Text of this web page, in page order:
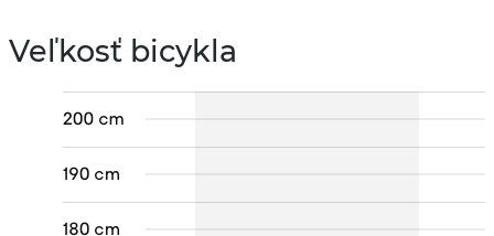
Veľkosť bicykla